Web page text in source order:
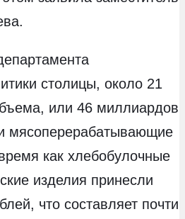
столицы, около 21
или 46 миллиардов
мясоперерабатывающие
как хлебобулочные
изделия принесли
что составляет почти